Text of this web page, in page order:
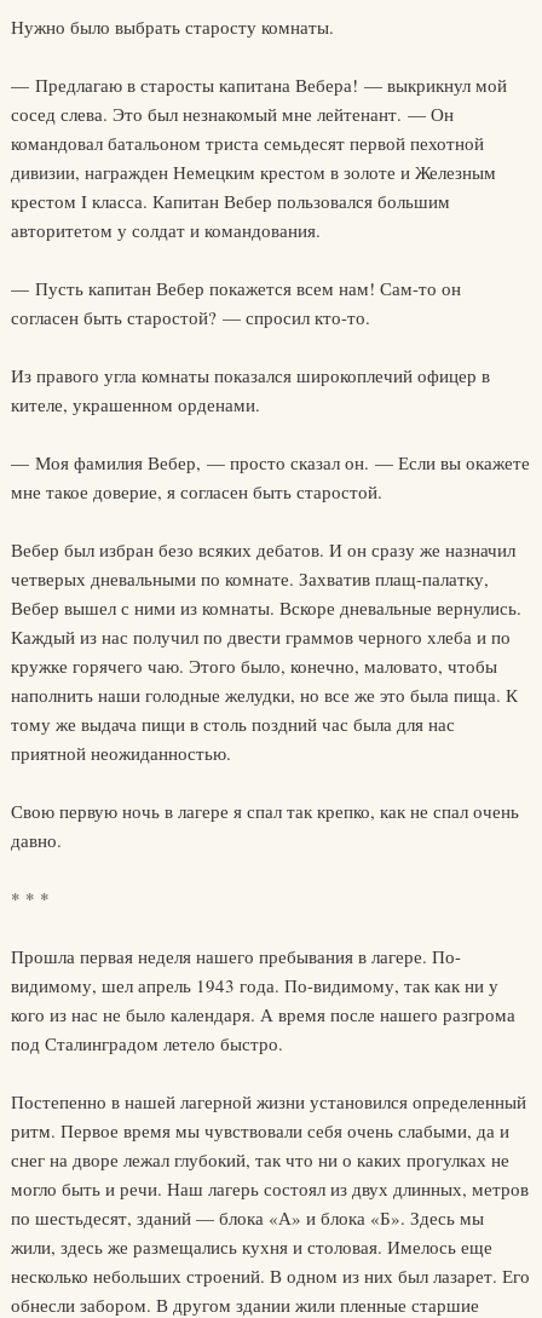
Нужно было выбрать старосту комнаты.
— Предлагаю в старосты капитана Вебера! — выкрикнул мой
сосед слева. Это был незнакомый мне лейтенант. — Он
командовал батальоном триста семьдесят первой пехотной
дивизии, награжден Немецким крестом в золоте и Железным
крестом I класса. Капитан Вебер пользовался большим
авторитетом у солдат и командования.
— Пусть капитан Вебер покажется всем нам! Сам-то он
согласен быть старостой? — спросил кто-то.
Из правого угла комнаты показался широкоплечий офицер в
кителе, украшенном орденами.
— Моя фамилия Вебер, — просто сказал он. — Если вы окажете
мне такое доверие, я согласен быть старостой.
Вебер был избран безо всяких дебатов. И он сразу же назначил
четверых дневальными по комнате. Захватив плащ-палатку,
Вебер вышел с ними из комнаты. Вскоре дневальные вернулись.
Каждый из нас получил по двести граммов черного хлеба и по
кружке горячего чаю. Этого было, конечно, маловато, чтобы
наполнить наши голодные желудки, но все же это была пища. К
тому же выдача пищи в столь поздний час была для нас
приятной неожиданностью.
Свою первую ночь в лагере я спал так крепко, как не спал очень
давно.
* * *
Прошла первая неделя нашего пребывания в лагере. По-
видимому, шел апрель 1943 года. По-видимому, так как ни у
кого из нас не было календаря. А время после нашего разгрома
под Сталинградом летело быстро.
Постепенно в нашей лагерной жизни установился определенный
ритм. Первое время мы чувствовали себя очень слабыми, да и
снег на дворе лежал глубокий, так что ни о каких прогулках не
могло быть и речи. Наш лагерь состоял из двух длинных, метров
по шестьдесят, зданий — блока «А» и блока «Б». Здесь мы
жили, здесь же размещались кухня и столовая. Имелось еще
несколько небольших строений. В одном из них был лазарет. Его
обнесли забором. В другом здании жили пленные старшие